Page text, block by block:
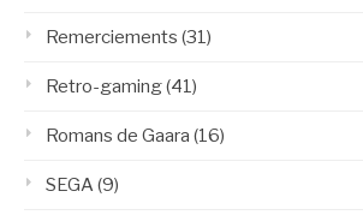
Remerciements (31)
Retro-gaming(41)
Romans de Gaara (16)
SEGA(9)